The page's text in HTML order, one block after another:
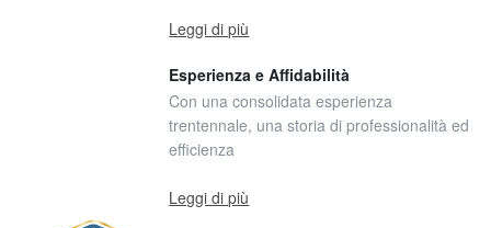
Leggi di più
Esperienza e Affidabilità
Con una consolidata esperienza
trentennale, una storia di professionalità ed
efficienza
Leggi di più